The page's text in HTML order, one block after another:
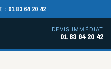
: 01 83 64 20 42
DEVIS IMMÉDIAT
01 83 64 20 42